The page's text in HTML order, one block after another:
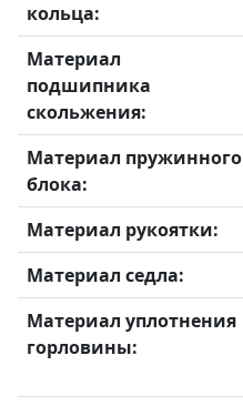
кольца:
Материал
подшипника
скольжения:
Материал пружинного
блока:
Материал рукоятки:
Материал седла:
Материал уплотнения
горловины: